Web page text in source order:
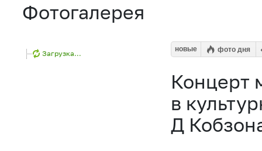
Фотогалерея
Загрузка...
новые фото дня
Концерт
в
Д